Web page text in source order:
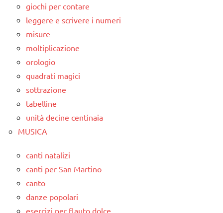
giochi per contare
leggere e scrivere i numeri
misure
moltiplicazione
orologio
quadrati magici
sottrazione
tabelline
unità decine centinaia
MUSICA
canti natalizi
canti per San Martino
canto
danze popolari
esercizi per flauto dolce